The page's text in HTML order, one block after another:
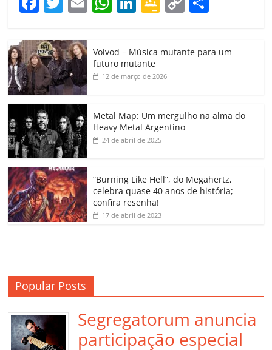
c
e
b
o
o
k
itt
er
ai at
s
A
p
k
e
dI
gl
e
a
ss
o
m
y
k
p
h
Voivod – Música mutante para um
futuro mutante
12 de março de 2026
Metal Map: Um mergulho na alma do
Heavy Metal Argentino
24 de abril de 2025
“Burning Like Hell”, do Megahertz,
celebra quase 40 anos de história;
confira resenha!
17 de abril de 2023
Popular Posts
Segregatorum anuncia
participação especial